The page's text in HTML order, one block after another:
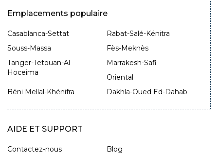
Emplacements populaire
Casablanca-Settat
Rabat-Salé-Kénitra
Souss-Massa
Fès-Meknès
Tanger-Tetouan-Al
Hoceima
Marrakesh-Safi
Oriental
Béni Mellal-Khénifra
Dakhla-Oued Ed-Dahab
AIDE ET SUPPORT
Contactez-nous
Blog